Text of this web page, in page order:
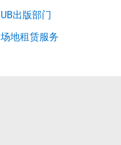
UB出版部门
场地租赁服务